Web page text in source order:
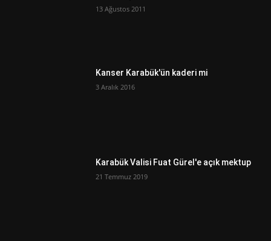
13 Ağustos 2011
Kanser Karabük'ün kaderi mi
3 Aralık 2016
Karabük Valisi Fuat Gürel'e açık mektup
21 Temmuz 2019